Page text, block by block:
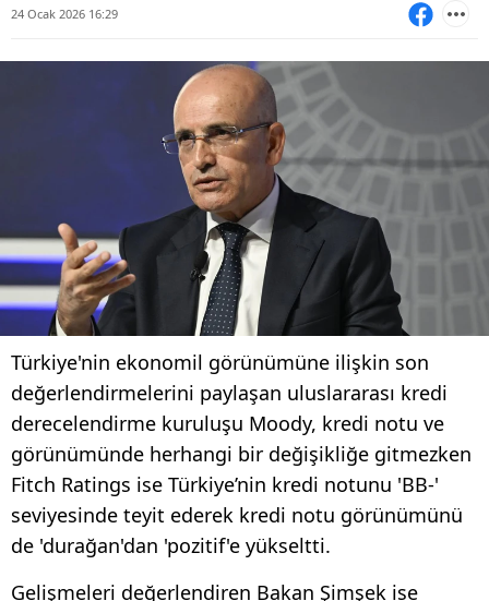
24 Ocak 2026 16:29
Türkiye'nin ekonomil görünümüne ilişkin son
değerlendirmelerini paylaşan uluslararası kredi
derecelendirme kuruluşu Moody, kredi notu ve
görünümünde herhangi bir değişikliğe gitmezken
Fitch Ratings ise Türkiye’nin kredi notunu 'BB-'
seviyesinde teyit ederek kredi notu görünümünü
de 'durağan'dan 'pozitif'e yükseltti.
Gelişmeleri değerlendiren Bakan Şimşek ise